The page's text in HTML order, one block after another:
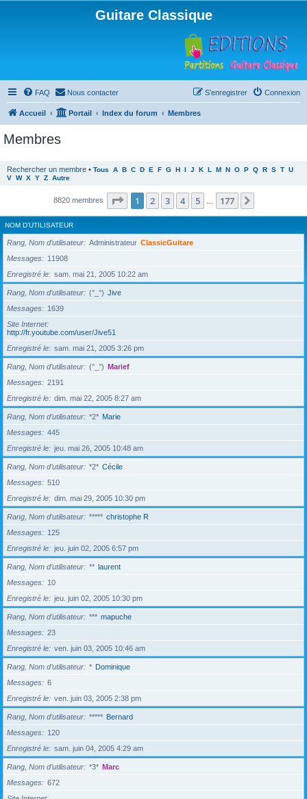
Guitare Classique
FAQ Nous contacter Connexion
S’enregistrer
Accueil Portail Index du forum Membres
Membres
Rechercher un membre • Tous A B C D E F G H I J K L M N O P Q R S T U
V W X Y Z Autre
8820 membres Page 1sur177
1 2 3 4 5 177
NOM D’UTILISATEUR
Rang, Nom d’utilisateur Administrateur ClassicGuitare
Messages
11908
Enregistré le
sam. mai 21, 2005 10:22 am
Rang, Nom d’utilisateur (°_°) Jive
Messages
1639
Site Internet
http://fr.youtube.com/user/Jive51
Enregistré le
sam. mai 21, 2005 3:26 pm
Rang, Nom d’utilisateur (°_°) Marief
Messages
2191
Enregistré le
dim. mai 22, 2005 8:27 am
Rang, Nom d’utilisateur *2* Marie
Messages
445
Enregistré le
jeu. mai 26, 2005 10:48 am
Rang, Nom d’utilisateur *2* Cécile
Messages
510
Enregistré le
dim. mai 29, 2005 10:30 pm
Rang, Nom d’utilisateur ***** christophe R
Messages
125
Enregistré le
jeu. juin 02, 2005 6:57 pm
Rang, Nom d’utilisateur ** laurent
Messages
10
Enregistré le
jeu. juin 02, 2005 10:30 pm
Rang, Nom d’utilisateur *** mapuche
Messages
23
Enregistré le
ven. juin 03, 2005 10:46 am
Rang, Nom d’utilisateur * Dominique
Messages
6
Enregistré le
ven. juin 03, 2005 2:38 pm
Rang, Nom d’utilisateur ***** Bernard
Messages
120
Enregistré le
sam. juin 04, 2005 4:29 am
Rang, Nom d’utilisateur *3* Marc
Messages
672